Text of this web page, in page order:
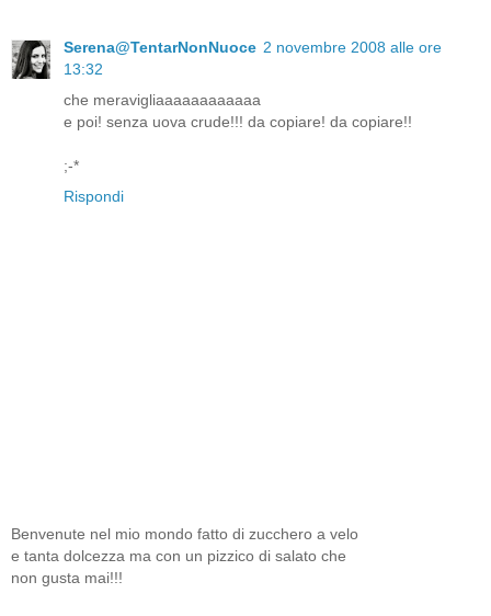
Serena@TentarNonNuoce 2 novembre 2008 alle ore
13:32
che meravigliaaaaaaaaaaaa
e poi! senza uova crude!!! da copiare! da copiare!!
;-*
Rispondi
Benvenute nel mio mondo fatto di zucchero a velo
e tanta dolcezza ma con un pizzico di salato che
non gusta mai!!!